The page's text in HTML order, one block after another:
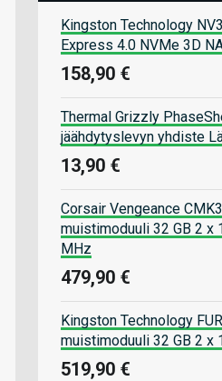
Kingston Technology
Express 4.0 NVMe 3D
158,90 €
Thermal Grizzly
jäähdytyslevyn yhdiste
13,90 €
Corsair Vengeance
muistimoduuli 32 GB 2 x
MHz
479,90 €
Kingston Technology
muistimoduuli 32 GB 2 x
519,90 €